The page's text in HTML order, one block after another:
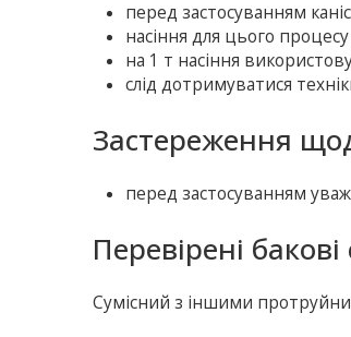
перед застосуванням
насіння для цього
на 1 т насіння
слід дотримуватися
Застереження
перед застосуванням
Перевірені
Сумісний з іншими